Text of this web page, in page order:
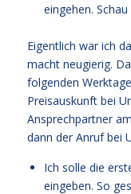
eingehen.
Eigentlich war ich
macht neugierig.
folgenden
Preisauskunft bei
Ansprechpartner
dann der Anruf bei
Ich solle die
eingeben. So